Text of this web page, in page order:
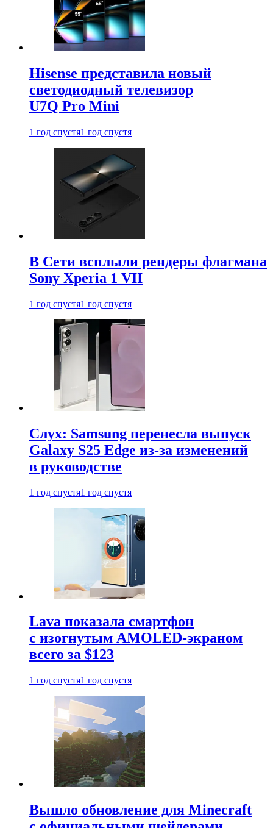
Hisense представила новый
светодиодный телевизор
U7Q Pro Mini
1 год спустя1 год спустя
В Сети всплыли рендеры флагмана
Sony Xperia 1 VII
1 год спустя1 год спустя
Слух: Samsung перенесла выпуск
Galaxy S25 Edge из-за изменений
в руководстве
1 год спустя1 год спустя
Lava показала смартфон
с изогнутым AMOLED-экраном
всего за $123
1 год спустя1 год спустя
Вышло обновление для Minecraft